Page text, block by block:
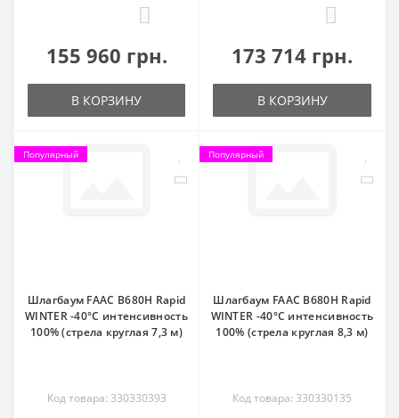
155 960 грн.
В КОРЗИНУ
173 714 грн.
В КОРЗИНУ
Популярный
Шлагбаум FAAC B680H Rapid
WINTER -40°C интенсивность
100% (стрела круглая 7,3 м)
Код товара: 330330393
Популярный
Шлагбаум FAAC B680H Rapid
WINTER -40°C интенсивность
100% (стрела круглая 8,3 м)
Код товара: 330330135